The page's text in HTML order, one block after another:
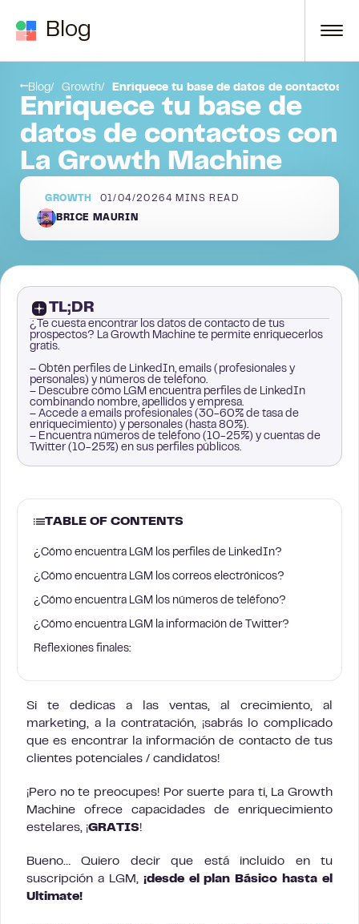
Blog
Blog Growth Enriquece tu base de datos de contactos
Enriquece tu base de
datos de contactos con
La Growth Machine
GROWTH 01/04/2026 4 MINS READ
BRICE MAURIN
TL;DR
¿Te cuesta encontrar los datos de contacto de tus
prospectos? La Growth Machine te permite enriquecerlos
gratis.
– Obtén perfiles de LinkedIn, emails (profesionales y
personales) y números de teléfono.
– Descubre cómo LGM encuentra perfiles de LinkedIn
combinando nombre, apellidos y empresa.
– Accede a emails profesionales (30-60% de tasa de
enriquecimiento) y personales (hasta 80%).
– Encuentra números de teléfono (10-25%) y cuentas de
Twitter (10-25%) en sus perfiles públicos.
TABLE OF CONTENTS
¿Cómo encuentra LGM los perfiles de LinkedIn?
¿Cómo encuentra LGM los correos electrónicos?
¿Cómo encuentra LGM los números de teléfono?
¿Cómo encuentra LGM la información de Twitter?
Reflexiones finales:
Si te dedicas a las ventas, al crecimiento, al
marketing, a la contratación, ¡sabrás lo complicado
que es encontrar la información de contacto de tus
clientes potenciales / candidatos!
¡Pero no te preocupes! Por suerte para ti, La Growth
Machine ofrece capacidades de enriquecimiento
estelares, ¡GRATIS!
Bueno… Quiero decir que está incluido en tu
suscripción a LGM, ¡desde el plan Básico hasta el
Ultimate!
Correos electrónicos personales: